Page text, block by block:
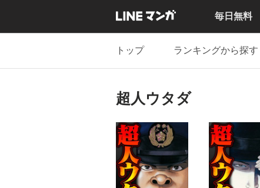
毎日無料
トップ ランキングから探す
超人ウタダ